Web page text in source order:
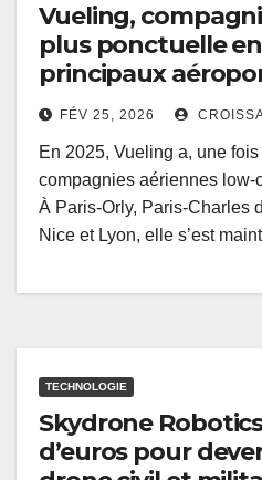
Vueling,
plus ponctuelle
principaux
FÉV 25, 2026
En 2025, Vueling a, une
compagnies aériennes low-
À Paris-Orly, Paris-Charles
Nice et Lyon, elle s’est
TECHNOLOGIE
Skydrone
d’euros pour